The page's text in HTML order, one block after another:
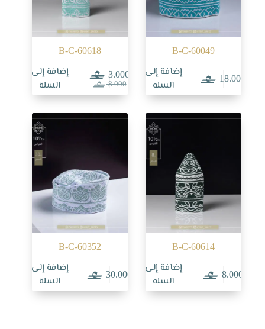
B-C-60049
18.000
إضافة إلى
السلة
B-C-60618
8.000السعر
الأصلي
8.000.
3.000
السعر
الحالي
3.000.
إضافة إلى
السلة
B-C-60614
8.000
إضافة إلى
السلة
B-C-60352
30.000
إضافة إلى
السلة